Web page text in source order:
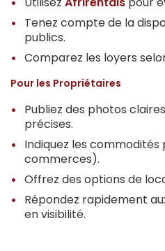
Tenez compte de la
publics.
Comparez les loyers
Pour les Propriétaires
Publiez des photos
précises.
Indiquez les
commerces).
Offrez des options de
Répondez rapidement
en visibilité.